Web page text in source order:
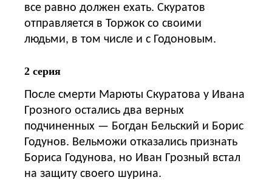
все равно должен ехать. Скуратов
отправляется в Торжок со своими
людьми, в том числе и с Годоновым.
2 серия
После смерти Марюты Скуратова у Ивана
Грозного остались два верных
подчиненных — Богдан Бельский и Борис
Годунов. Вельможи отказались признать
Бориса Годунова, но Иван Грозный встал
на защиту своего шурина.